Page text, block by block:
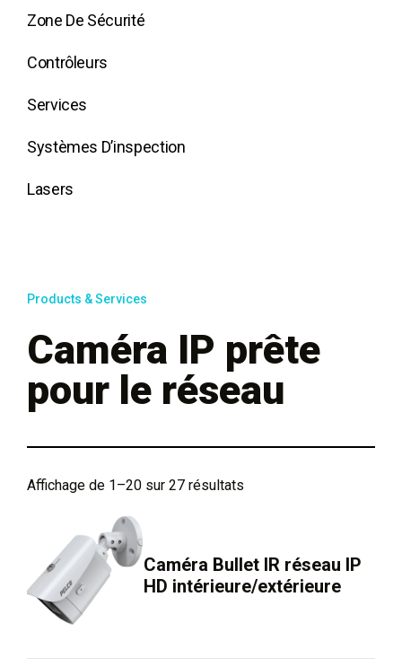
Zone De Sécurité
Contrôleurs
Services
Systèmes D’inspection
Lasers
Products & Services
Caméra IP prête
pour le réseau
Affichage de 1–20 sur 27 résultats
Caméra Bullet IR réseau IP
HD intérieure/extérieure